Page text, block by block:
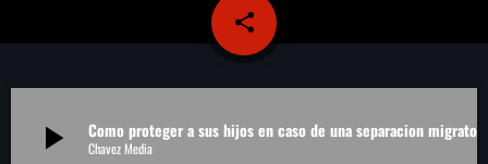
LA CAMPESINA 104.5 FM
play_arrow LA CAMPESINA GEORGIA
share
email
play_arrow Como proteger a sus hijos en caso de una separacion
Chavez Media